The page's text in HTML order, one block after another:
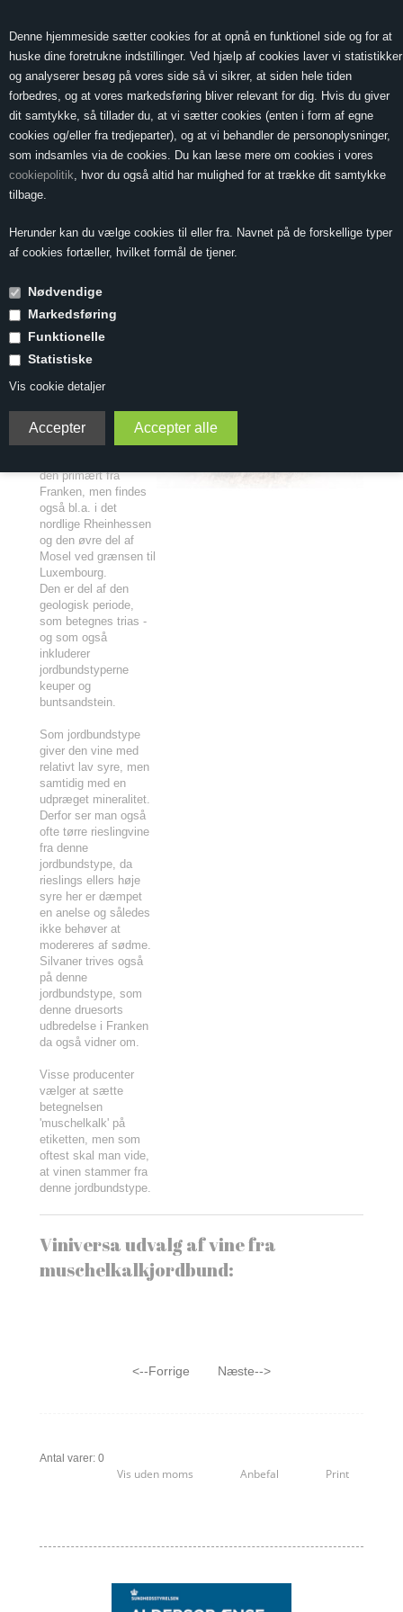
Denne hjemmeside sætter cookies for at opnå en funktionel side og for at
huske dine foretrukne indstillinger. Ved hjælp af cookies laver vi statistikker
og analyserer besøg på vores side så vi sikrer, at siden hele tiden
forbedres, og at vores markedsføring bliver relevant for dig. Hvis du giver
dit samtykke, så tillader du, at vi sætter cookies (enten i form af egne
cookies og/eller fra tredjeparter), og at vi behandler de personoplysninger,
som indsamles via de cookies. Du kan læse mere om cookies i vores
cookiepolitik, hvor du også altid har mulighed for at trække dit samtykke
tilbage.
Herunder kan du vælge cookies til eller fra. Navnet på de forskellige typer
af cookies fortæller, hvilket formål de tjener.
Nødvendige
Markedsføring
Funktionelle
Statistiske
Vis cookie detaljer
0,00
MENU
Muschelkalk
Muschelkalk er en
jordbundstype, som
består af fossilholdig
Den er udbredt i
og kendes i
vinsammenhæng
primært fra Tyskland
og til dels Alsace.
den primært fra
Franken, men findes
også bl.a. i det
nordlige Rheinhessen
og den øvre del af
Mosel ved grænsen til
Luxembourg.
Den er del af den
geologisk periode,
som betegnes trias -
og som også
inkluderer
jordbundstyperne
keuper og
buntsandstein.
Som jordbundstype
giver den vine med
relativt lav syre, men
samtidig med en
udpræget mineralitet.
Derfor ser man også
ofte tørre rieslingvine
fra denne
jordbundstype, da
rieslings ellers høje
syre her er dæmpet
en anelse og således
ikke behøver at
modereres af sødme.
Silvaner trives også
på denne
jordbundstype, som
denne druesorts
udbredelse i Franken
da også vidner om.
Visse producenter
vælger at sætte
betegnelsen
'muschelkalk' på
etiketten, men som
oftest skal man vide,
at vinen stammer fra
denne jordbundstype.
Viniversa udvalg af vine fra
muschelkalkjordbund:
<--Forrige Næste-->
Antal varer: 0
Vis uden moms Anbefal Print